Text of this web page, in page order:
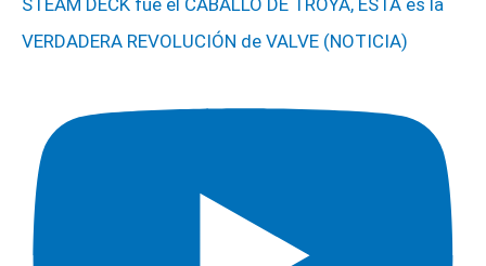
VERDADERA REVOLUCIÓN de VALVE (NOTICIA)